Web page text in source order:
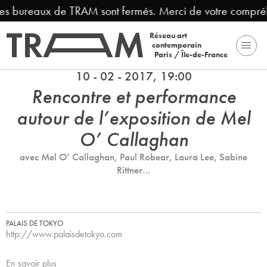
de TRAM sont fermés. Merci de votre
Réseau art
contemporain
Paris / Île-de-France
10 - 02 - 2017, 19:00
Rencontre et performance
autour de l’exposition de Mel
O’ Callaghan
avec Mel O’ Callaghan, Paul Robear, Laura Lee, Sabine
Rittner…
PALAIS DE TOKYO
http://www.palaisdetokyo.com
En savoir plus